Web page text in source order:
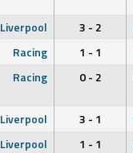
Liverpool 3 - 2
Racing 1 - 1
Racing 0 - 2
Liverpool 3 - 1
Liverpool 1 - 1